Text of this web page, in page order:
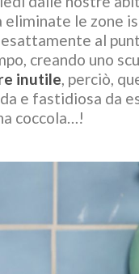
principi migliori a cui fare...
Leggi di più
le zone
al
creando uno
inutile, perciò,
e fastidiosa da
coccola…!